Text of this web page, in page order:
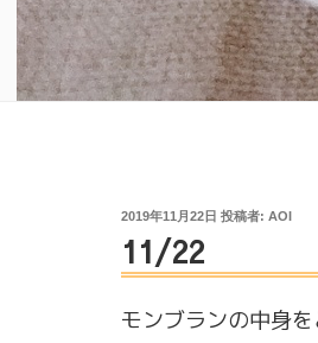
投
日:
2019年11月22日 投稿者: AOI
11/22
モンブランの中身を